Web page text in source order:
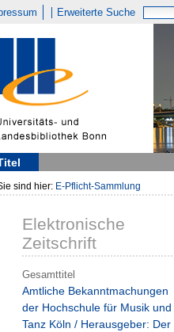
Erweiterte Suche
sind hier: E-Pflicht-Sammlung
Elektronische
Zeitschrift
Gesamttitel
Amtliche Bekanntmachungen
der Hochschule für Musik und
Tanz Köln / Herausgeber: Der